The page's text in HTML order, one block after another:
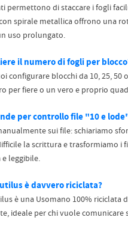
permettono di staccare i fogli
spirale metallica offrono una
uso prolungato.
il numero di fogli per
configurare blocchi da 10, 25, 50
per fiere o un vero e proprio
per controllo file "10 e
sui file: schiariamo
la scrittura e trasformiamo i
leggibile.
è davvero riciclata?
è una Usomano 100%
ideale per chi vuole